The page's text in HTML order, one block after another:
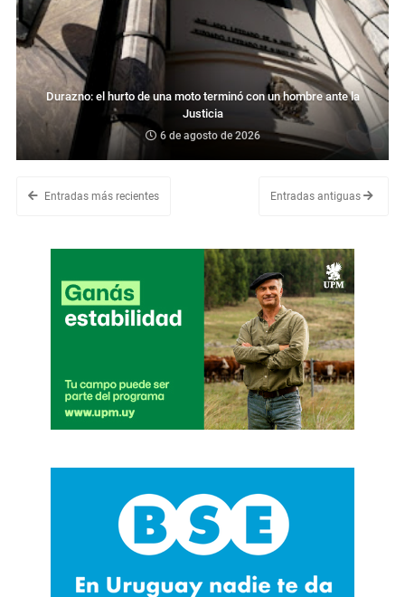
Durazno: el hurto de una moto terminó con un hombre ante la
Justicia
6 de agosto de 2026
Entradas más recientes Entradas antiguas